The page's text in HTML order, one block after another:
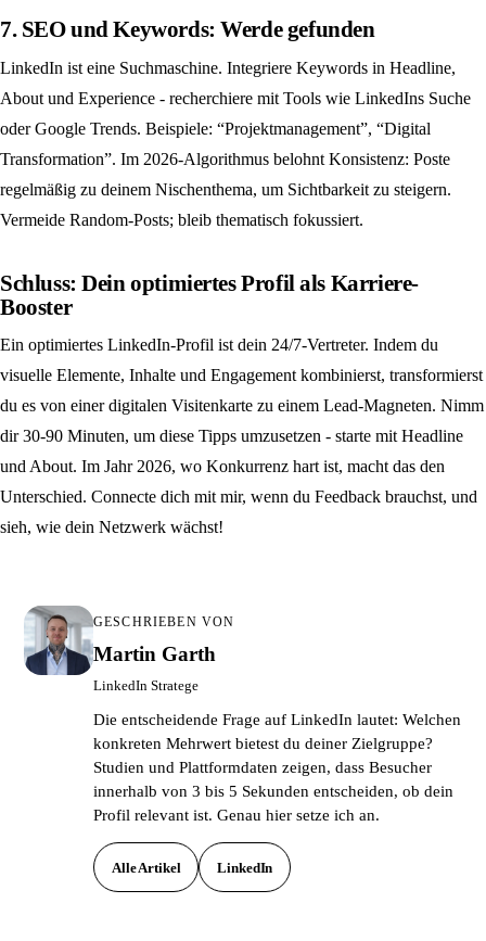
7. SEO und Keywords: Werde gefunden
LinkedIn ist eine Suchmaschine. Integriere Keywords in Headline,
About und Experience - recherchiere mit Tools wie LinkedIns Suche
oder Google Trends. Beispiele: “Projektmanagement”, “Digital
Transformation”. Im 2026-Algorithmus belohnt Konsistenz: Poste
regelmäßig zu deinem Nischenthema, um Sichtbarkeit zu steigern.
Vermeide Random-Posts; bleib thematisch fokussiert.
Schluss: Dein optimiertes Profil als Karriere-
Booster
Ein optimiertes LinkedIn-Profil ist dein 24/7-Vertreter. Indem du
visuelle Elemente, Inhalte und Engagement kombinierst, transformierst
du es von einer digitalen Visitenkarte zu einem Lead-Magneten. Nimm
dir 30-90 Minuten, um diese Tipps umzusetzen - starte mit Headline
und About. Im Jahr 2026, wo Konkurrenz hart ist, macht das den
Unterschied. Connecte dich mit mir, wenn du Feedback brauchst, und
sieh, wie dein Netzwerk wächst!
GESCHRIEBEN VON
Martin Garth
LinkedIn Stratege
Die entscheidende Frage auf LinkedIn lautet: Welchen
konkreten Mehrwert bietest du deiner Zielgruppe?
Studien und Plattformdaten zeigen, dass Besucher
innerhalb von 3 bis 5 Sekunden entscheiden, ob dein
Profil relevant ist. Genau hier setze ich an.
Alle Artikel LinkedIn